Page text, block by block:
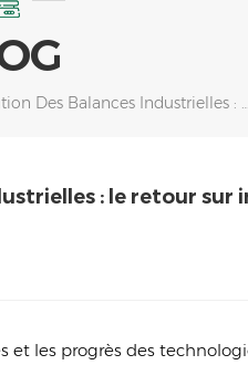
Modernisation Des Balances Industrielles : Le
: le retour sur
et les progrès des